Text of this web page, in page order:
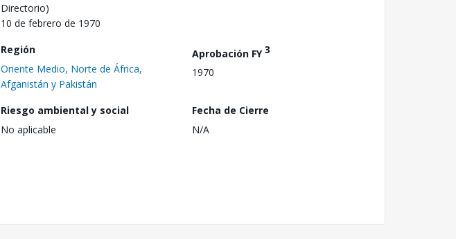
Directorio)
10 de febrero de 1970
Región
Oriente Medio, Norte de África,
Afganistán y Pakistán
Aprobación FY3
1970
Riesgo ambiental y social
No aplicable
Fecha de Cierre
N/A